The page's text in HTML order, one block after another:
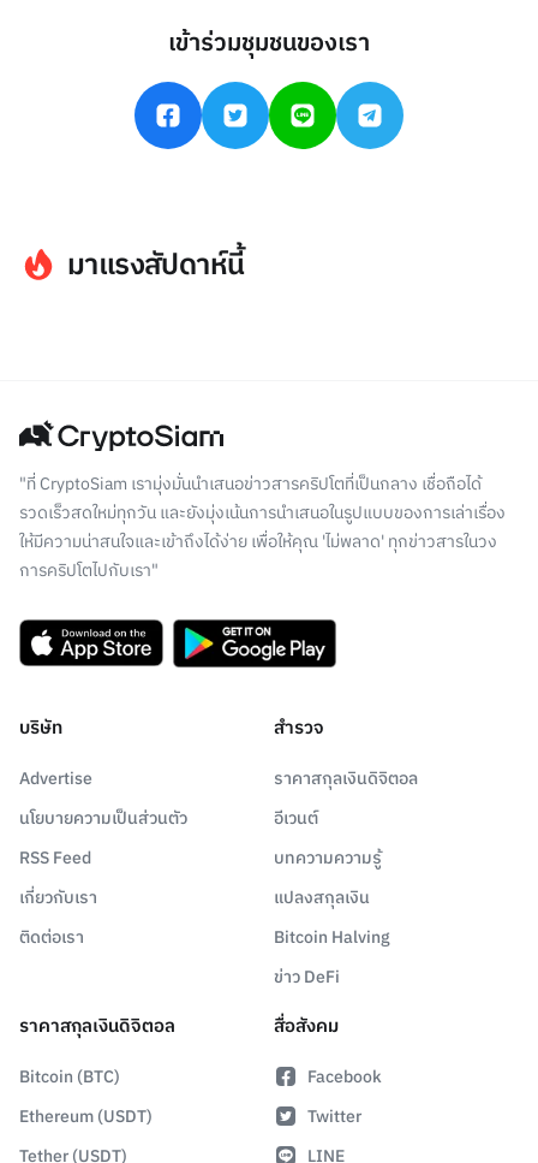
เข้าร่วมชุมชนของเรา
มาแรงสัปดาห์นี้
"ที่ CryptoSiam เรามุ่งมั่นนำเสนอข่าวสารคริปโตที่เป็นกลาง เชื่อถือได้
รวดเร็วสดใหม่ทุกวัน และยังมุ่งเน้นการนำเสนอในรูปแบบของการเล่าเรื่อง
ให้มีความน่าสนใจและเข้าถึงได้ง่าย เพื่อให้คุณ 'ไม่พลาด' ทุกข่าวสารในวง
การคริปโตไปกับเรา"
บริษัท
Advertise
นโยบายความเป็นส่วนตัว
RSS Feed
เกี่ยวกับเรา
ติดต่อเรา
สำรวจ
ราคาสกุลเงินดิจิตอล
อีเวนต์
บทความความรู้
แปลงสกุลเงิน
Bitcoin Halving
ข่าว DeFi
ราคาสกุลเงินดิจิตอล
Bitcoin (BTC)
Ethereum (USDT)
Tether (USDT)
สื่อสังคม
Facebook
Twitter
LINE